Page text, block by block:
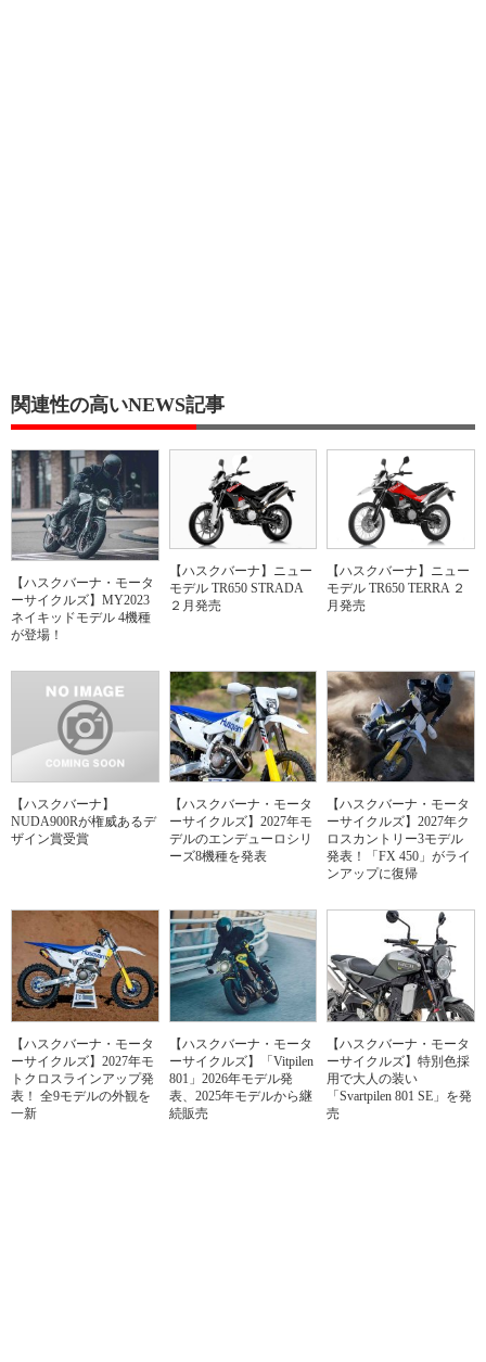
関連性の高いNEWS記事
【ハスクバーナ・モータ
ーサイクルズ】MY2023
ネイキッドモデル 4機種
が登場！
【ハスクバーナ】ニュー
モデル TR650 STRADA
２月発売
【ハスクバーナ】ニュー
モデル TR650 TERRA ２
月発売
【ハスクバーナ】
NUDA900Rが権威あるデ
ザイン賞受賞
【ハスクバーナ・モータ
ーサイクルズ】2027年モ
デルのエンデューロシリ
ーズ8機種を発表
【ハスクバーナ・モータ
ーサイクルズ】2027年ク
ロスカントリー3モデル
発表！「FX 450」がライ
ンアップに復帰
【ハスクバーナ・モータ
ーサイクルズ】2027年モ
トクロスラインアップ発
表！ 全9モデルの外観を
一新
【ハスクバーナ・モータ
ーサイクルズ】「Vitpilen
801」2026年モデル発
表、2025年モデルから継
続販売
【ハスクバーナ・モータ
ーサイクルズ】特別色採
用で大人の装い
「Svartpilen 801 SE」を発
売